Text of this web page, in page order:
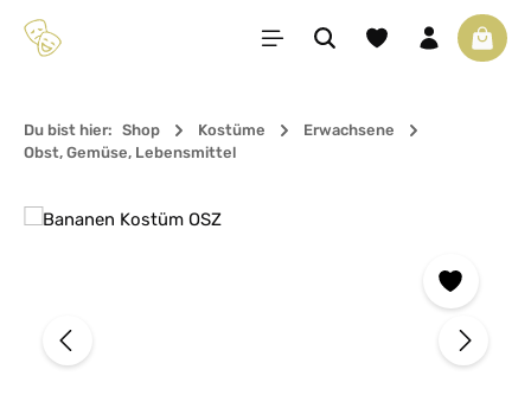
Zum Hauptinhalt springen Du hast 0 Produkte
Du bist hier: Shop Kostüme
Erwachsene
Obst, Gemüse, Lebensmittel
Bildergalerie überspringen